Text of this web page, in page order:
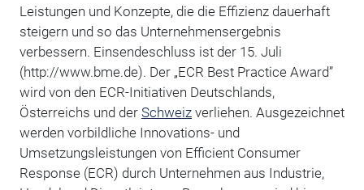
Leistungen und Konzepte, die die Effizienz dauerhaft
steigern und so das Unternehmensergebnis
verbessern. Einsendeschluss ist der 15. Juli
(http://www.bme.de). Der „ECR Best Practice Award”
wird von den ECR-Initiativen Deutschlands,
Österreichs und der Schweizverliehen. Ausgezeichnet
werden vorbildliche Innovations- und
Umsetzungsleistungen von Efficient Consumer
Response (ECR) durch Unternehmen aus Industrie,